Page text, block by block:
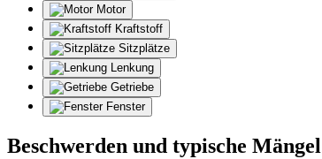
Motor
Kraftstoff
Sitzplätze
Lenkung
Getriebe
Fenster
Beschwerden und typische Mängel